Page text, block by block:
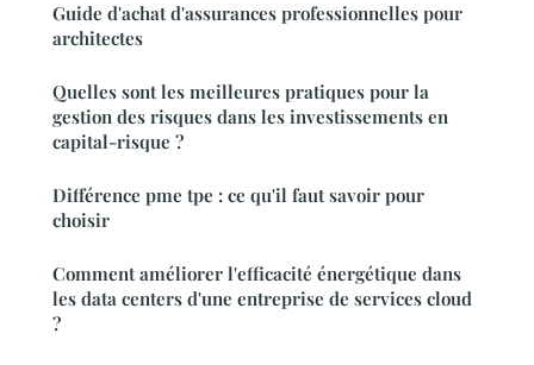
Guide d'achat d'assurances professionnelles pour
architectes
Quelles sont les meilleures pratiques pour la
gestion des risques dans les investissements en
capital-risque ?
Différence pme tpe : ce qu'il faut savoir pour
choisir
Comment améliorer l'efficacité énergétique dans
les data centers d'une entreprise de services cloud
?